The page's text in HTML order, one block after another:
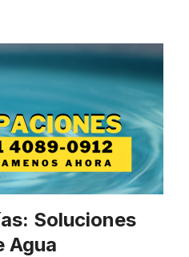
Soluciones
Agua